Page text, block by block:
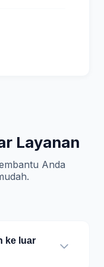
Layanan
Anda
ke luar